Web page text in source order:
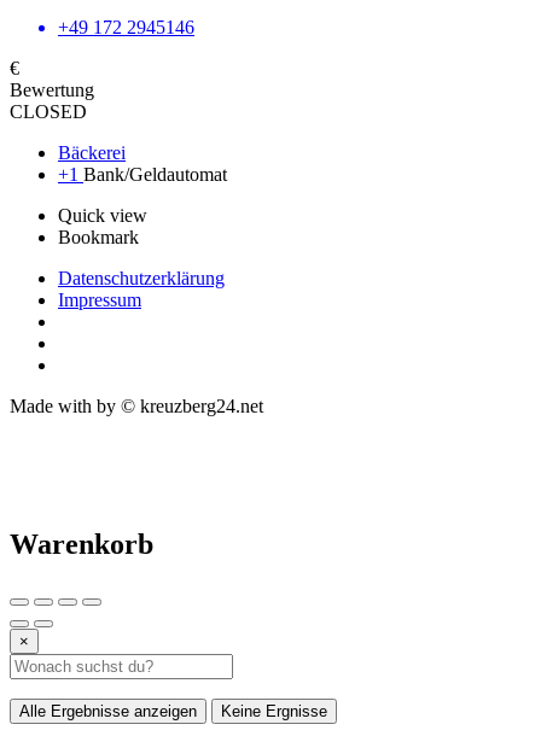
+49 172 2945146
€
Bewertung
CLOSED
Bäckerei
+1 Bank/Geldautomat
Quick view
Bookmark
Datenschutzerklärung
Impressum
Made with by © kreuzberg24.net
Warenkorb
×
Alle Ergebnisse anzeigen Keine Ergnisse